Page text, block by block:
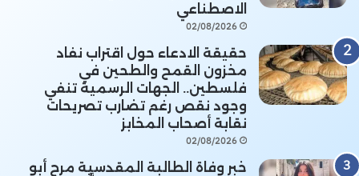
الاصطناعي
02/08/2026
حقيقة الادعاء حول اقتراب نفاد
مخزون القمح والطحين في
فلسطين.. الجهات الرسمية تنفي
وجود نقص رغم تضارب تصريحات
نقابة أصحاب المخابز
02/08/2026
خبر وفاة الطالبة المقدسية مرح أبو